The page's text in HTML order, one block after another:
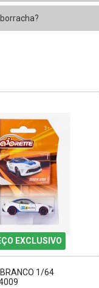
EXCLUSIVO
1/64